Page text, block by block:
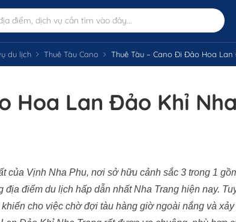
du lịch Thuê Tàu Cano Thuê Tàu – Cano Đi Đảo Hoa Lan Đảo
Hoa Lan Đảo Khỉ Nha
của Vịnh Nha Phu, nơi sở hữu cảnh sắc 3 trong 1
điểm du lịch hấp dẫn nhất Nha Trang hiện nay.
cho việc chờ đợi tàu hàng giờ ngoài nắng và xảy